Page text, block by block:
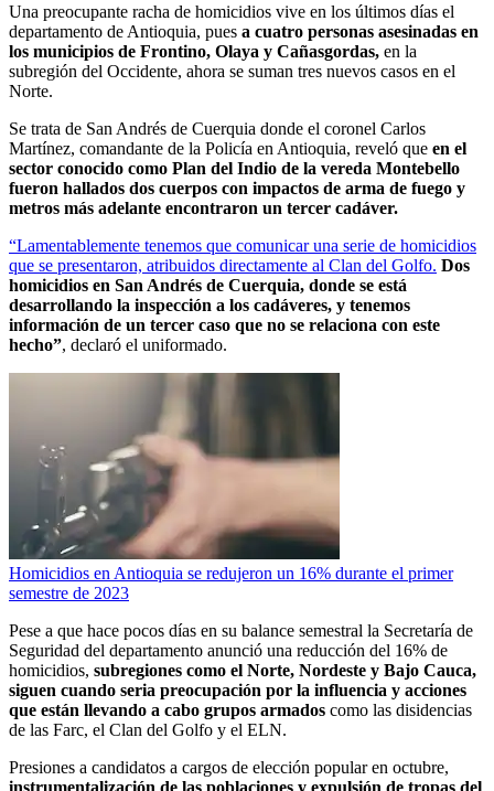
Una preocupante racha de homicidios vive en los últimos días el
departamento de Antioquia, pues a cuatro personas asesinadas en
los municipios de Frontino, Olaya y Cañasgordas, en la
subregión del Occidente, ahora se suman tres nuevos casos en el
Norte.
Se trata de San Andrés de Cuerquia donde el coronel Carlos
Martínez, comandante de la Policía en Antioquia, reveló que en el
sector conocido como Plan del Indio de la vereda Montebello
fueron hallados dos cuerpos con impactos de arma de fuego y
metros más adelante encontraron un tercer cadáver.
“Lamentablemente tenemos que comunicar una serie de homicidios
que se presentaron, atribuidos directamente al Clan del Golfo. Dos
homicidios en San Andrés de Cuerquia, donde se está
desarrollando la inspección a los cadáveres, y tenemos
información de un tercer caso que no se relaciona con este
hecho”, declaró el uniformado.
Homicidios en Antioquia se redujeron un 16% durante el primer
semestre de 2023
Pese a que hace pocos días en su balance semestral la Secretaría de
Seguridad del departamento anunció una reducción del 16% de
homicidios, subregiones como el Norte, Nordeste y Bajo Cauca,
siguen cuando seria preocupación por la influencia y acciones
que están llevando a cabo grupos armados como las disidencias
de las Farc, el Clan del Golfo y el ELN.
Presiones a candidatos a cargos de elección popular en octubre,
instrumentalización de las poblaciones y expulsión de tropas del